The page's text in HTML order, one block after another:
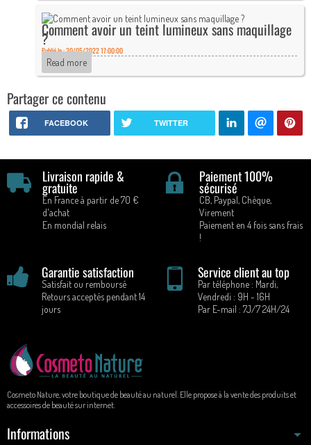
Comment avoir un teint lumineux sans maquillage
?
Publié le : 30/05/2022 17:00:00
Read more
Partager ce contenu
FACEBOOK TWITTER
Livraison rapide &
gratuite
En France à partir de 70 €
d'achat
En mondial relais
Paiement 100%
sécurisé
CB, Paypal, Chèque,
Virement
Paiement en 4 fois sans frais
!
Garantie satisfaction
Satisfait ou remboursé
Retours acceptés pendant 14
jours
Service client au top
Par téléphone : Mardi,
Vendredi : 9H - 16H
Par E-mail : 7J/7 24H/24
Cosmeto Nature, votre boutique de beauté au naturel. Elle propose à la vente des produits et
accessoires de beauté sur internet.
Informations